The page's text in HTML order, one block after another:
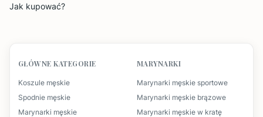
Jak kupować?
GŁÓWNE KATEGORIE
Koszule męskie
Spodnie męskie
Marynarki męskie
MARYNARKI
Marynarki męskie sportowe
Marynarki męskie brązowe
Marynarki męskie w kratę